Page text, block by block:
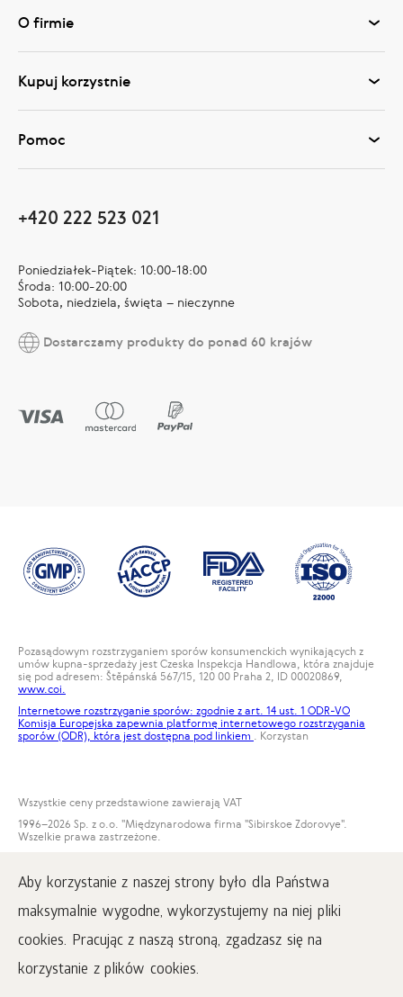
Aby korzystanie z naszej strony było dla Państwa
maksymalnie wygodne, wykorzystujemy na niej pliki
cookies. Pracując z naszą stroną, zgadzasz się na
korzystanie z plików cookies.
O firmie
Kupuj korzystnie
Pomoc
+420 222 523 021
Poniedziałek-Piątek: 10:00-18:00
Środa: 10:00-20:00
Sobota, niedziela, święta – nieczynne
Dostarczamy produkty do ponad 60 krajów
Pozasądowym rozstrzyganiem sporów konsumenckich wynikających z
umów kupna-sprzedaży jest Czeska Inspekcja Handlowa, która znajduje
się pod adresem: Štěpánská 567/15, 120 00 Praha 2, ID 00020869,
www.coi.
Internetowe rozstrzyganie sporów: zgodnie z art. 14 ust. 1 ODR-VO
Komisja Europejska zapewnia platformę internetowego rozstrzygania
sporów (ODR), która jest dostępna pod linkiem . Korzystan
Wszystkie ceny przedstawione zawierają VAT
1996–2026 Sp. z o.o. "Międzynarodowa firma "Sibirskoe Zdorovye".
Wszelkie prawa zastrzeżone.
www.siberianwellness.com.
Reklamacja
Warunki zakupu